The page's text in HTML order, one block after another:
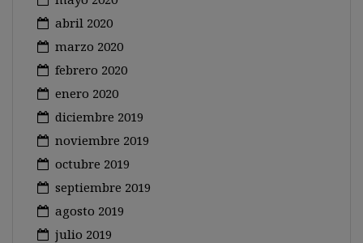
abril 2020
marzo 2020
febrero 2020
enero 2020
diciembre 2019
noviembre 2019
octubre 2019
septiembre 2019
agosto 2019
julio 2019